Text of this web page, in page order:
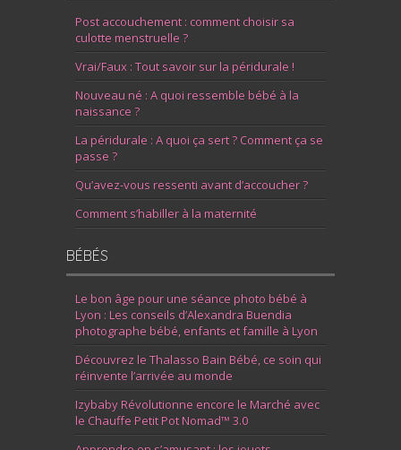
Post accouchement : comment choisir sa
culotte menstruelle ?
Vrai/Faux : Tout savoir sur la péridurale !
Nouveau né : A quoi ressemble bébé à la
naissance ?
La péridurale : A quoi ça sert ? Comment ça se
passe ?
Qu’avez-vous ressenti avant d’accoucher ?
Comment s’habiller à la maternité
BÉBÉS
Le bon âge pour une séance photo bébé à
Lyon : Les conseils d’Alexandra Buendia
photographe bébé, enfants et famille à Lyon
Découvrez le Thalasso Bain Bébé, ce soin qui
réinvente l’arrivée au monde
Izybaby Révolutionne encore le Marché avec
le Chauffe Petit Pot Nomad™ 3.0